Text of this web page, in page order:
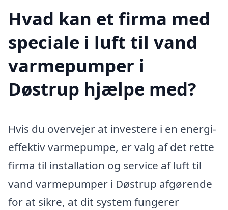
Hvad kan et firma med
speciale i luft til vand
varmepumper i
Døstrup hjælpe med?
Hvis du overvejer at investere i en energi-
effektiv varmepumpe, er valg af det rette
firma til installation og service af luft til
vand varmepumper i Døstrup afgørende
for at sikre, at dit system fungerer